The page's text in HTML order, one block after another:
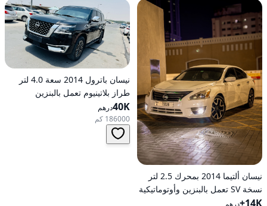
نيسان ألتيما 2014 بمحرك 2.5 لتر
نسخة SV تعمل بالبنزين وأوتوماتيكية
للدفع الأمامي
14K+ درهم
نيسان باترول 2014 سعة 4.0 لتر
طراز بلاتينيوم تعمل بالبنزين
أوتوماتيكية بدفع كلي
40Kدرهم
186000 كم